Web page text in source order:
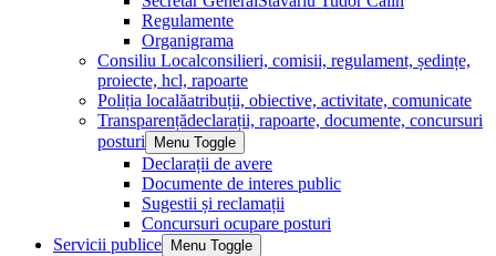
Regulamente
Organigrama
Consiliu Localconsilieri, comisii, regulament, ședințe,
proiecte, hcl, rapoarte
Poliția localăatribuții, obiective, activitate, comunicate
Transparențădeclarații, rapoarte, documente, concursuri
posturi
Menu Toggle
Declarații de avere
Documente de interes public
Sugestii și reclamații
Concursuri ocupare posturi
Servicii publice
Menu Toggle